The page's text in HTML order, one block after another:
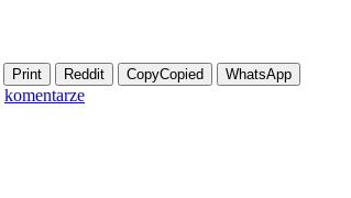
Print Reddit CopyCopied WhatsApp
komentarze